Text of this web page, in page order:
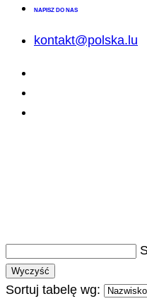
NAPISZ DO NAS
kontakt@polska.lu
Wyczyść
Sortuj tabelę wg: